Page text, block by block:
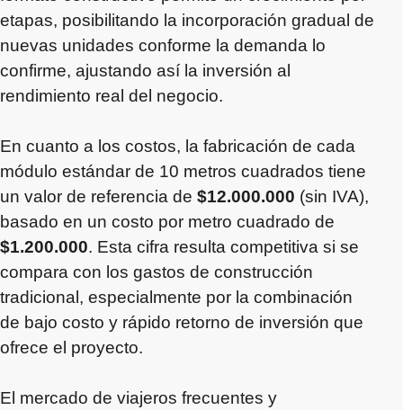
etapas, posibilitando la incorporación gradual de
nuevas unidades conforme la demanda lo
confirme, ajustando así la inversión al
rendimiento real del negocio.
En cuanto a los costos, la fabricación de cada
módulo estándar de 10 metros cuadrados tiene
un valor de referencia de $12.000.000 (sin IVA),
basado en un costo por metro cuadrado de
$1.200.000. Esta cifra resulta competitiva si se
compara con los gastos de construcción
tradicional, especialmente por la combinación
de bajo costo y rápido retorno de inversión que
ofrece el proyecto.
El mercado de viajeros frecuentes y